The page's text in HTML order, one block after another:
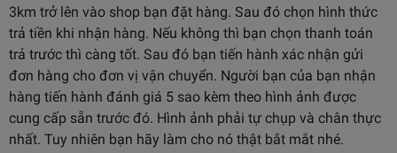
3km trở lên vào shop bạn đặt hàng. Sau đó chọn hình thức
trả tiền khi nhận hàng. Nếu không thì bạn chọn thanh toán
trả trước thì càng tốt. Sau đó bạn tiến hành xác nhận gửi
đơn hàng cho đơn vị vận chuyển. Người bạn của bạn nhận
hàng tiến hành đánh giá 5 sao kèm theo hình ảnh được
cung cấp sẵn trước đó. Hình ảnh phải tự chụp và chân thực
nhất. Tuy nhiên bạn hãy làm cho nó thật bắt mắt nhé.